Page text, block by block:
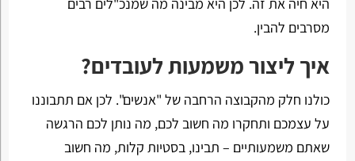
היא חיה את זה. לכן היא מבינה מה שמנכ"לים רבים
מסרבים להבין.
איך ליצור משמעות לעובדים?
כולנו חלק מהקבוצה הרחבה של "אנשים". לכן אם תתבוננו
על עצמכם ותחקרו מה חשוב לכם, מה נותן לכם הרגשה
שאתם משמעותיים – תבינו, בסטיות קלות, מה חשוב